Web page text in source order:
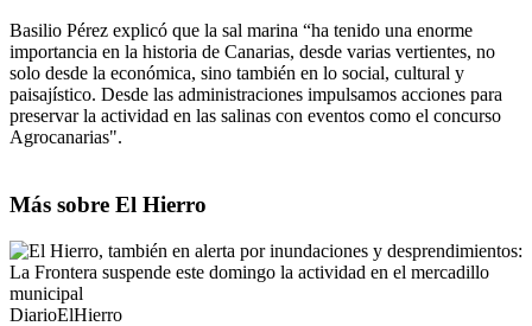
Basilio Pérez explicó que la sal marina “ha tenido una enorme
importancia en la historia de Canarias, desde varias vertientes, no
solo desde la económica, sino también en lo social, cultural y
paisajístico. Desde las administraciones impulsamos acciones para
preservar la actividad en las salinas con eventos como el concurso
Agrocanarias".
Más sobre El Hierro
DiarioElHierro